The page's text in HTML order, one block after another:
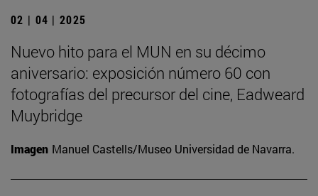
02 | 04 | 2025
Nuevo hito para el MUN en su décimo
aniversario: exposición número 60 con
fotografías del precursor del cine, Eadweard
Muybridge
Imagen Manuel Castells/Museo Universidad de Navarra.